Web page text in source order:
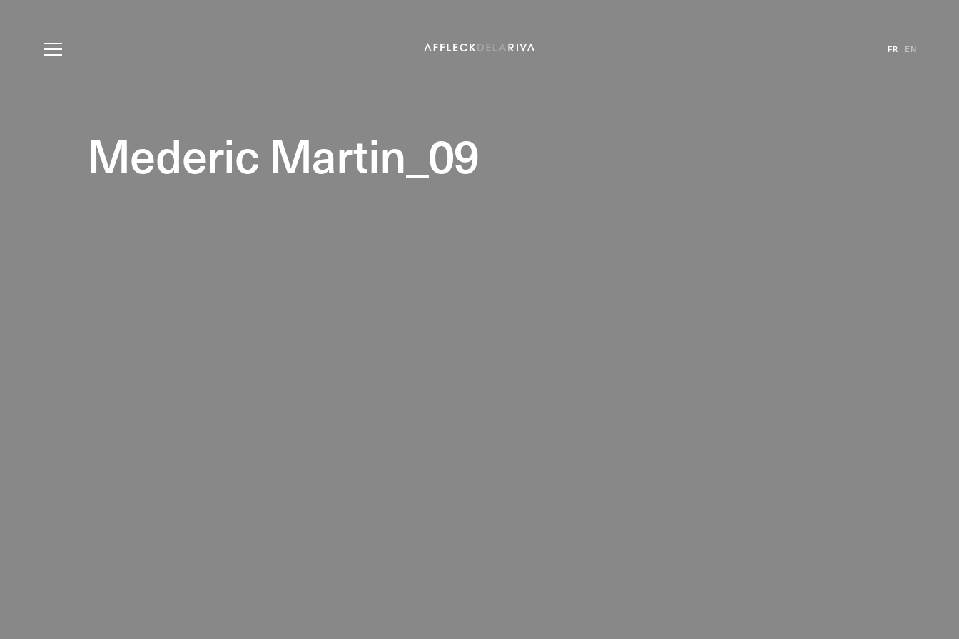
EN
FR
Mederic Martin_09